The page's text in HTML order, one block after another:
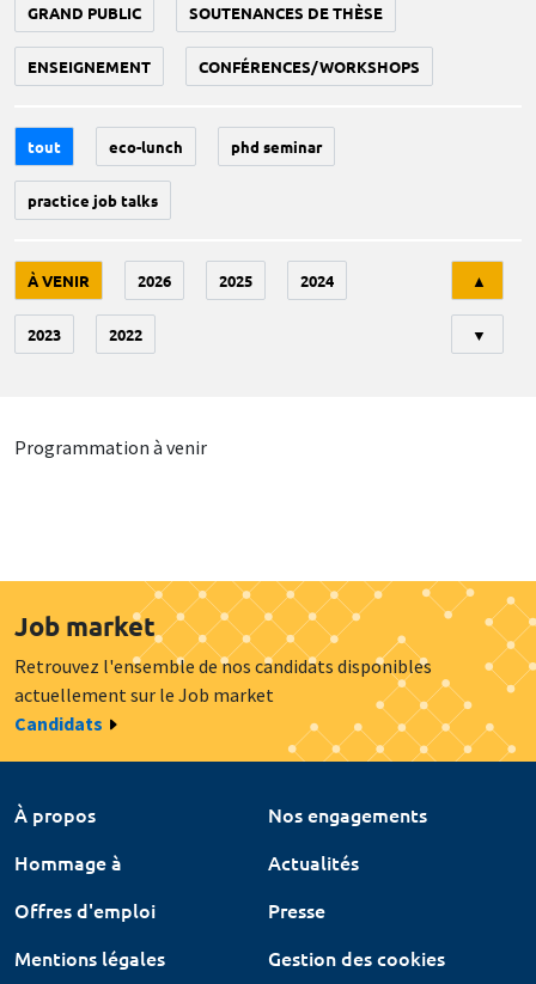
GRAND PUBLIC SOUTENANCES DE THÈSE
ENSEIGNEMENT CONFÉRENCES/WORKSHOPS
tout eco-lunch phd seminar
practice job talks
À VENIR 2026 2025 2024
2023 2022
▲
▼
Programmation à venir
Job market
Retrouvez l'ensemble de nos candidats disponibles
actuellement sur le Job market
Candidats
À propos
Nos engagements
Hommage à
Actualités
Offres d'emploi
Presse
Mentions légales
Gestion des cookies